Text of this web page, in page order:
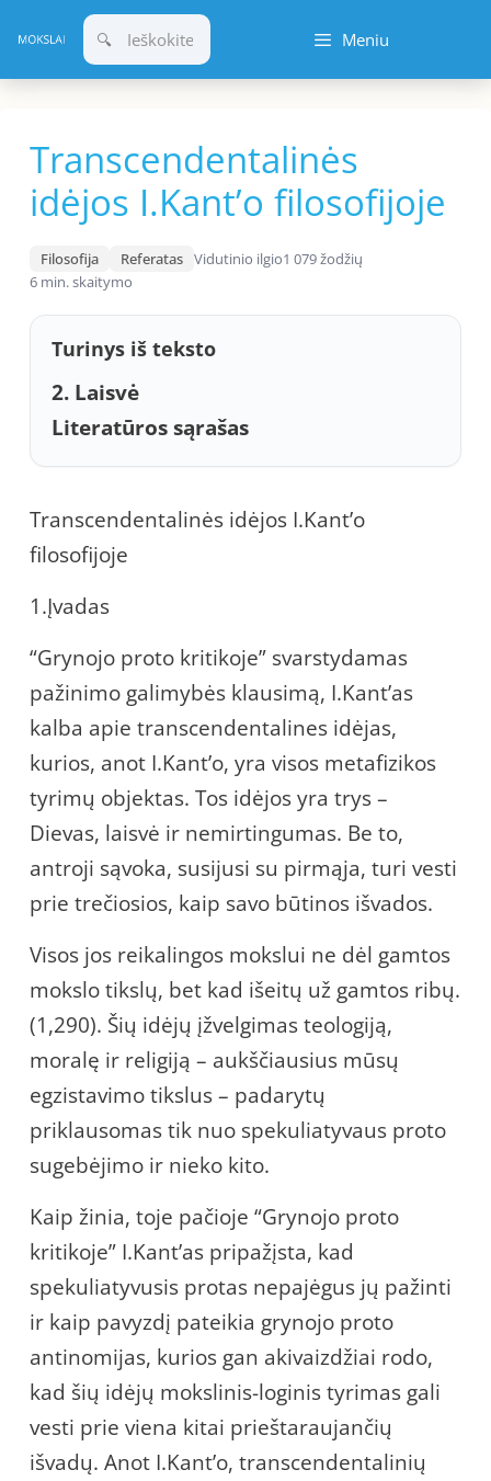
prie
turinio
Meniu
Transcendentalinės
idėjos I.Kant’o filosofijoje
Filosofija Referatas Vidutinio ilgio1 079 žodžių
6 min. skaitymo
Turinys iš teksto
2. Laisvė
Literatūros sąrašas
Transcendentalinės idėjos I.Kant’o
filosofijoje
1.Įvadas
“Grynojo proto kritikoje” svarstydamas
pažinimo galimybės klausimą, I.Kant’as
kalba apie transcendentalines idėjas,
kurios, anot I.Kant’o, yra visos metafizikos
tyrimų objektas. Tos idėjos yra trys –
Dievas, laisvė ir nemirtingumas. Be to,
antroji sąvoka, susijusi su pirmąja, turi vesti
prie trečiosios, kaip savo būtinos išvados.
Visos jos reikalingos mokslui ne dėl gamtos
mokslo tikslų, bet kad išeitų už gamtos ribų.
(1,290). Šių idėjų įžvelgimas teologiją,
moralę ir religiją – aukščiausius mūsų
egzistavimo tikslus – padarytų
priklausomas tik nuo spekuliatyvaus proto
sugebėjimo ir nieko kito.
Kaip žinia, toje pačioje “Grynojo proto
kritikoje” I.Kant’as pripažįsta, kad
spekuliatyvusis protas nepajėgus jų pažinti
ir kaip pavyzdį pateikia grynojo proto
antinomijas, kurios gan akivaizdžiai rodo,
kad šių idėjų mokslinis-loginis tyrimas gali
vesti prie viena kitai prieštaraujančių
išvadų. Anot I.Kant’o, transcendentalinių